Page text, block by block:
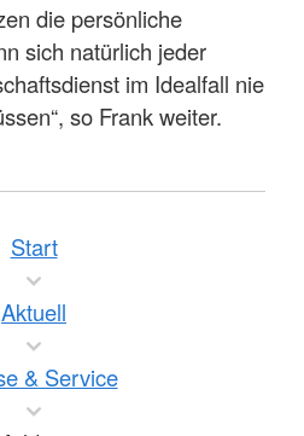
die persönliche
sich natürlich jeder
im Idealfall nie
so Frank weiter.
Start
Aktuell
& Service